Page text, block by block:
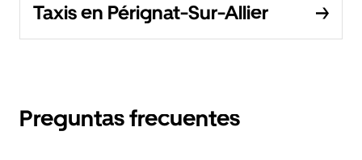
Taxis en Pérignat-Sur-Allier
Preguntas frecuentes